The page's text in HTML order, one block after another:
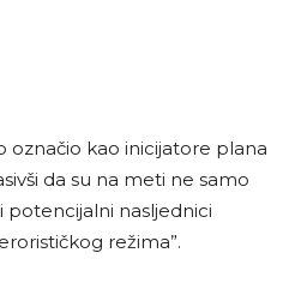
označio kao inicijatore plana
da su na meti ne samo
potencijalni nasljednici
režima”.